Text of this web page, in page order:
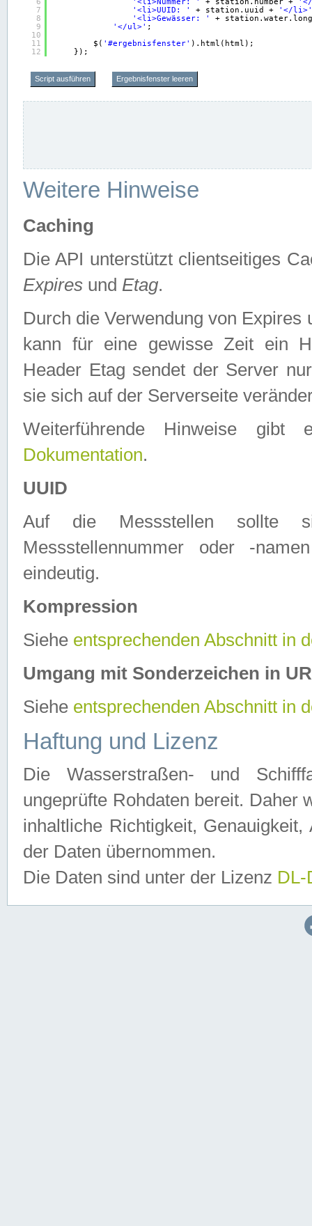
7
8
9
10
11
12
'<li>UUID: '
+ station.uuid +
'</li>'
'<li>Gewässer: '
+
'</ul>' ;
$( '#ergebnisfenster' ).html(html);
});
Script ausführen Ergebnisfenster leeren
Weitere Hinweise
Caching
Die API unterstützt clientseitiges
Expires und Etag.
Durch die Verwendung von
kann für eine gewisse Zeit ein
Header Etag sendet der Server
sie sich auf der Serverseite
Weiterführende Hinweise
Dokumentation.
UUID
Auf die Messstellen sollte
Messstellennummer oder -
eindeutig.
Kompression
Siehe entsprechenden Abschnitt in
Umgang mit Sonderzeichen in
Siehe entsprechenden Abschnitt in
Haftung und Lizenz
Die Wasserstraßen- und
ungeprüfte Rohdaten bereit. Daher
inhaltliche Richtigkeit,
der Daten übernommen.
Die Daten sind unter der Lizenz